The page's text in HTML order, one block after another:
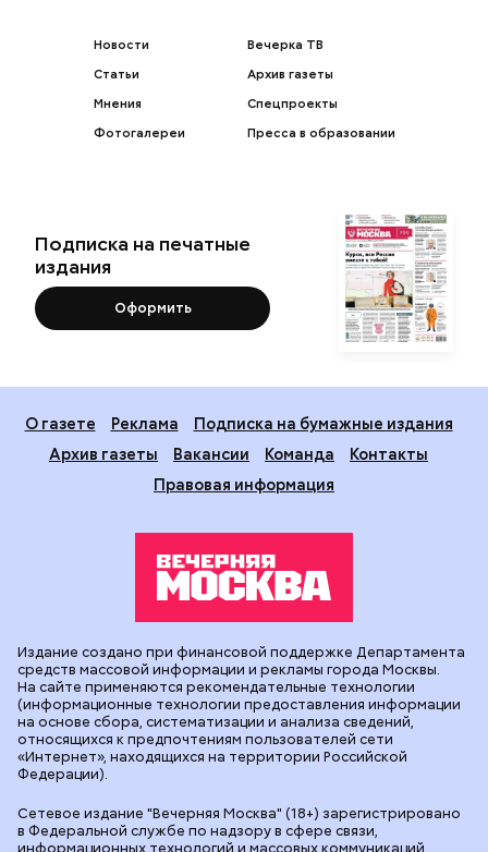
Новости
Статьи
Мнения
Фотогалереи
Вечерка ТВ
Архив газеты
Спецпроекты
Пресса в образовании
Подписка на печатные
издания
Оформить
О газете Реклама
Подписка на бумажные издания
Архив газеты
Вакансии Команда
Контакты
Правовая информация
Сетевое издание "Вечерняя Москва" (18+) зарегистрировано
в Федеральной службе по надзору в сфере связи,
информационных технологий и массовых коммуникаций
Издание создано при финансовой поддержке Департамента
средств массовой информации и рекламы города Москвы.
На сайте применяются рекомендательные технологии
(информационные технологии предоставления информации
на основе сбора, систематизации и анализа сведений,
относящихся к предпочтениям пользователей сети
«Интернет», находящихся на территории Российской
Федерации).